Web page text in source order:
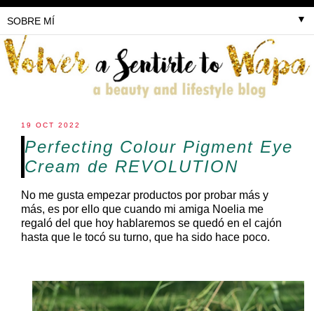
▼
19 OCT 2022
Perfecting Colour Pigment Eye
Cream de REVOLUTION
No me gusta empezar productos por probar más y
más, es por ello que cuando mi amiga Noelia me
regaló del que hoy hablaremos se quedó en el cajón
hasta que le tocó su turno, que ha sido hace poco.